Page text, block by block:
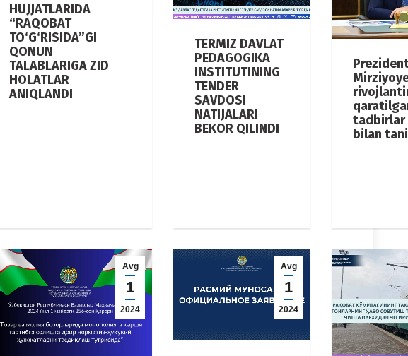
HUJJATLARIDA
“RAQOBAT
TO‘G‘RISIDA”GI
QONUN
TALABLARIGA ZID
HOLATLAR
ANIQLANDI
TERMIZ DAVLAT
PEDAGOGIKA
INSTITUTINING
TENDER
SAVDOSI
NATIJALARI
BEKOR QILINDI
bilan
Avg
1
2024
Avg
1
2024